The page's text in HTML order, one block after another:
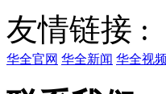
友情链接 :
华全官网 华全新闻 华全视频